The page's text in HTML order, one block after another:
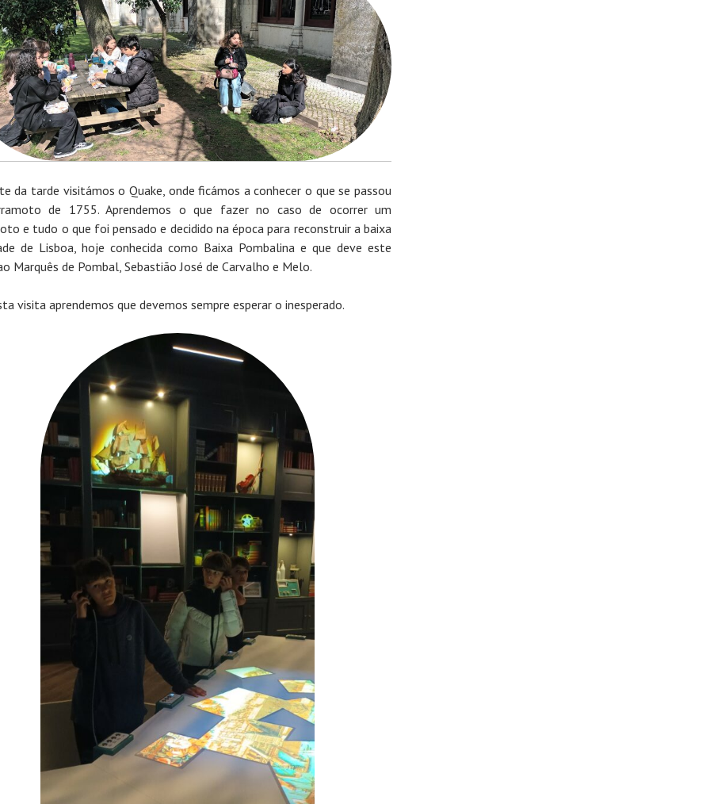
da tarde visitámos o Quake, onde ficámos a conhecer o que se passou
de 1755. Aprendemos o que fazer no caso de ocorrer um
e tudo o que foi pensado e decidido na época para reconstruir a baixa
de Lisboa, hoje conhecida como Baixa Pombalina e que deve este
Marquês de Pombal, Sebastião José de Carvalho e Melo.
visita aprendemos que devemos sempre esperar o inesperado.